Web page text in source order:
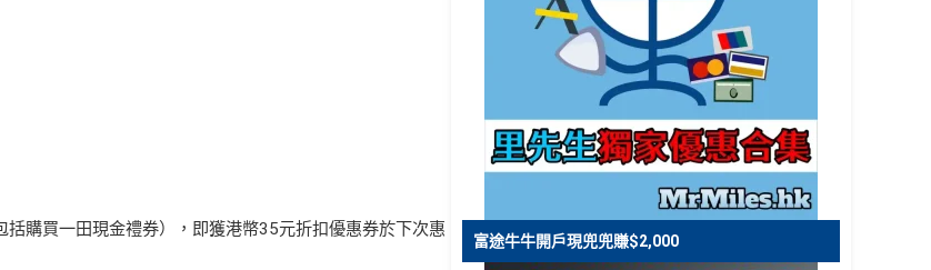
購買一田現金禮券），即獲港幣35元折扣優惠券於下次惠
富途牛牛開戶現兜兜賺$2,000